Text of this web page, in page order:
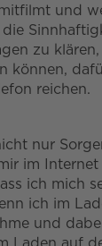
und
zu
können,
reichen.
nur
im Internet
ich mich
ich im
und